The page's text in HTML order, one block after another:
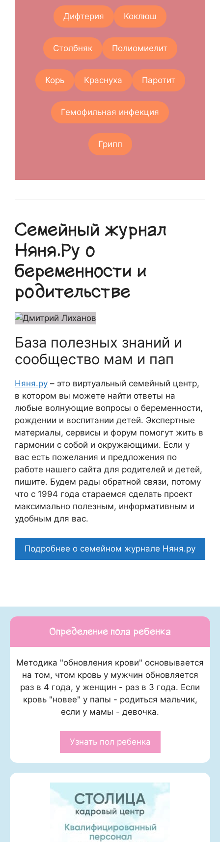
Дифтерия Коклюш
Столбняк Полиомиелит
Корь Краснуха Паротит
Гемофильная инфекция
Грипп
Семейный журнал
Няня.Ру о
беременности и
родительстве
База полезных знаний и
сообщество мам и пап
Няня.ру – это виртуальный семейный центр,
в котором вы можете найти ответы на
любые волнующие вопросы о беременности,
рождении и воспитании детей. Экспертные
материалы, сервисы и форум помогут жить в
гармонии с собой и окружающими. Если у
вас есть пожелания и предложения по
работе нашего сайта для родителей и детей,
пишите. Будем рады обратной связи, потому
что c 1994 года стараемся сделать проект
максимально полезным, информативным и
удобным для вас.
Подробнее о семейном журнале Няня.ру
Определение пола ребенка
Методика "обновления крови" основывается
на том, чтом кровь у мужчин обновляется
раз в 4 года, у женщин - раз в 3 года. Если
кровь "новее" у папы - родиться мальчик,
если у мамы - девочка.
Узнать пол ребенка